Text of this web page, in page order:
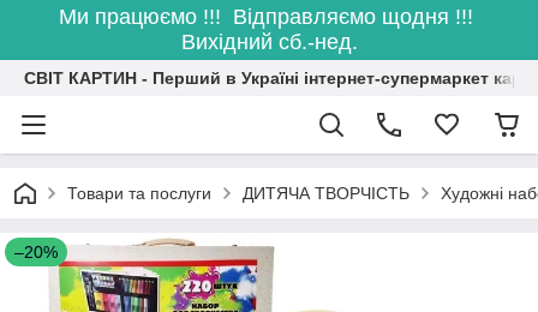
Ми працюємо !!! Відправляємо щодня !!!
Вихідний сб.-нед.
СВІТ КАРТИН - Перший в Україні інтернет-супермаркет
Товари та послуги ДИТЯЧА ТВОРЧІСТЬ Художні
–20%